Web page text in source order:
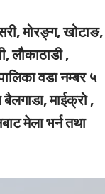
मोरङ्ग, खोटाङ,
लौकाठाडी ,
वडा नम्बर ५
माईक्रो ,
मेला भर्न तथा